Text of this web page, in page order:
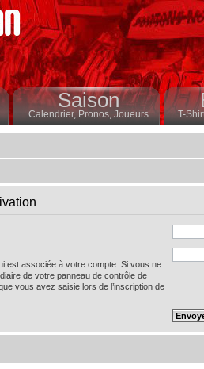
Saison
Calendrier,Pronos, Joueurs T-
est associée à votre compte. Si vous ne
de votre panneau de contrôle de
vous avez saisie lors de l’inscription de